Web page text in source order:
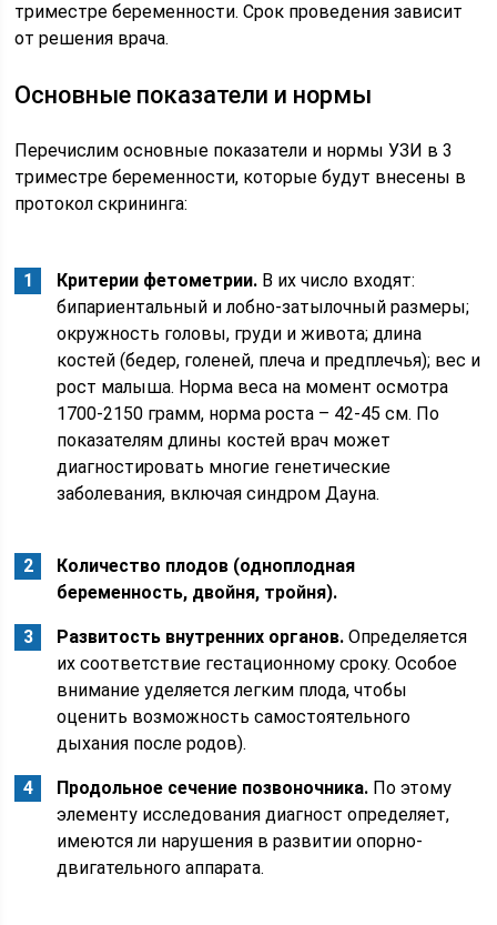
триместре беременности. Срок проведения зависит
от решения врача.
Основные показатели и нормы
Перечислим основные показатели и нормы УЗИ в 3
триместре беременности, которые будут внесены в
протокол скрининга:
Критерии фетометрии. В их число входят:
бипариентальный и лобно-затылочный размеры;
окружность головы, груди и живота; длина
костей (бедер, голеней, плеча и предплечья); вес и
рост малыша. Норма веса на момент осмотра
1700-2150 грамм, норма роста – 42-45 см. По
показателям длины костей врач может
диагностировать многие генетические
заболевания, включая синдром Дауна.
Количество плодов (одноплодная
беременность, двойня, тройня).
Развитость внутренних органов. Определяется
их соответствие гестационному сроку. Особое
внимание уделяется легким плода, чтобы
оценить возможность самостоятельного
дыхания после родов).
Продольное сечение позвоночника. По этому
элементу исследования диагност определяет,
имеются ли нарушения в развитии опорно-
двигательного аппарата.